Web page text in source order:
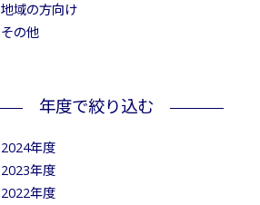
地域の方向け
その他
年度で絞り込む
2024年度
2023年度
2022年度